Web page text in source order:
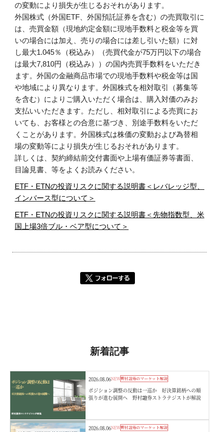
の変動により損失が生じるおそれがあります。
外国株式（外国ETF、外国預託証券を含む）の売買取引に
は、売買金額（現地約定金額に現地手数料と税金等を買
いの場合には加え、売りの場合には差し引いた額）に対
し最大1.045％（税込み）（売買代金が75万円以下の場合
は最大7,810円（税込み））の国内売買手数料をいただき
ます。外国の金融商品市場での現地手数料や税金等は国
や地域により異なります。外国株式を相対取引（募集等
を含む）によりご購入いただく場合は、購入対価のみお
支払いいただきます。ただし、相対取引による売買にお
いても、お客様との合意に基づき、別途手数料をいただ
くことがあります。外国株式は株価の変動および為替相
場の変動等により損失が生じるおそれがあります。
詳しくは、契約締結前交付書面や上場有価証券等書面、
目論見書、等をよくお読みください。
ETF・ETNの投資リスクに関する説明書＜レバレッジ型、
インバース型について＞
ETF・ETNの投資リスクに関する説明書＜先物指数型、米
国上場3倍ブル・ベア型について＞
新着記事
2026.08.06NEW野村證券のマーケット解説
ポジション調整の反動は一巡か 好決算銘柄への順
張りが進む展開へ 野村證券ストラテジストが解説
2026.08.06NEW野村證券のマーケット解説